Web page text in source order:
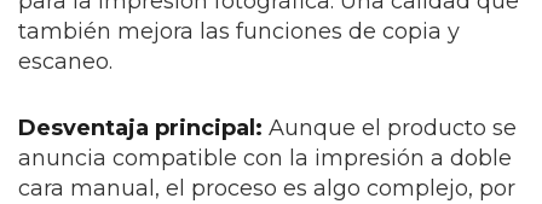
también mejora las funciones de copia y
escaneo.
Desventaja principal: Aunque el producto se
anuncia compatible con la impresión a doble
cara manual, el proceso es algo complejo, por